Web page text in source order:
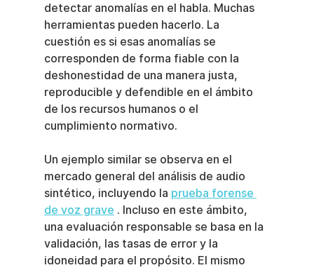
detectar anomalías en el habla. Muchas
herramientas pueden hacerlo. La
cuestión es si esas anomalías se
corresponden de forma fiable con la
deshonestidad de una manera justa,
reproducible y defendible en el ámbito
de los recursos humanos o el
cumplimiento normativo.
Un ejemplo similar se observa en el
mercado general del análisis de audio
sintético, incluyendo la prueba forense
de voz grave . Incluso en este ámbito,
una evaluación responsable se basa en la
validación, las tasas de error y la
idoneidad para el propósito. El mismo